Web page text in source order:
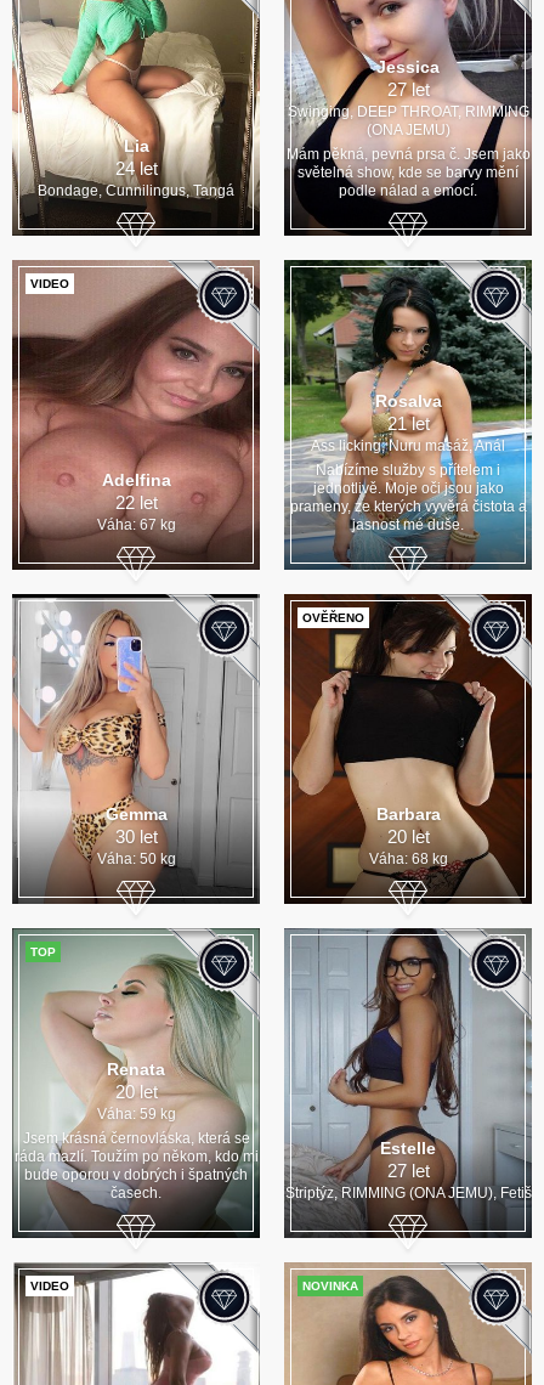
Lia
24 let
Bondage, Cunnilingus, Tangá
Jessica
27 let
Swinging, DEEP THROAT, RIMMING
(ONA JEMU)
Mám pěkná, pevná prsa č. Jsem jako
světelná show, kde se barvy mění
podle nálad a emocí.
VIDEO
Adelfina
22 let
Váha: 67 kg
Rosalva
21 let
Ass licking, Nuru masáž, Anál
Nabízíme služby s přítelem i
jednotlivě. Moje oči jsou jako
prameny, ze kterých vyvěrá čistota a
jasnost mé duše.
Gemma
30 let
Váha: 50 kg
OVĚŘENO
Barbara
20 let
Váha: 68 kg
TOP
Renata
20 let
Váha: 59 kg
Jsem krásná černovláska, která se
ráda mazlí. Toužím po někom, kdo mi
bude oporou v dobrých i špatných
časech.
Estelle
27 let
Striptýz, RIMMING (ONA JEMU), Fetiš
VIDEO NOVINKA